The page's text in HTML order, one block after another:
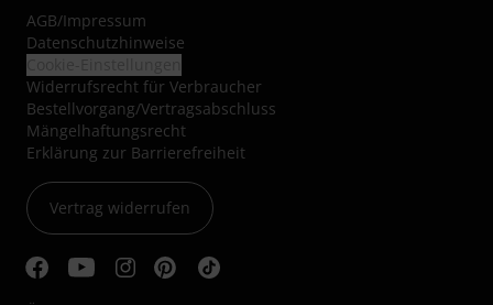
AGB/Impressum
Datenschutzhinweise
Widerrufsrecht für Verbraucher
Bestellvorgang/Vertragsabschluss
Mängelhaftungsrecht
Erklärung zur Barrierefreiheit
Vertrag widerrufen